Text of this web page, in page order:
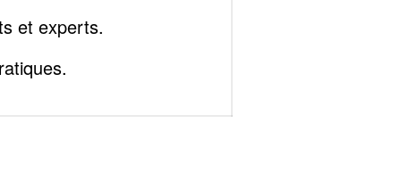
et experts.